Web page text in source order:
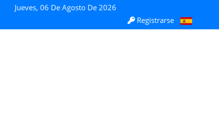
Jueves, 06 De Agosto De 2026
Registrarse